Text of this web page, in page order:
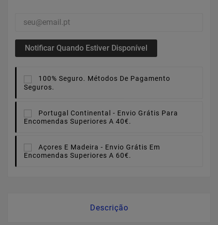
Notificar Quando Estiver Disponível
100% Seguro. Métodos De Pagamento
Seguros.
Portugal Continental - Envio Grátis Para
Encomendas Superiores A 40€.
Açores E Madeira - Envio Grátis Em
Encomendas Superiores A 60€.
Descrição